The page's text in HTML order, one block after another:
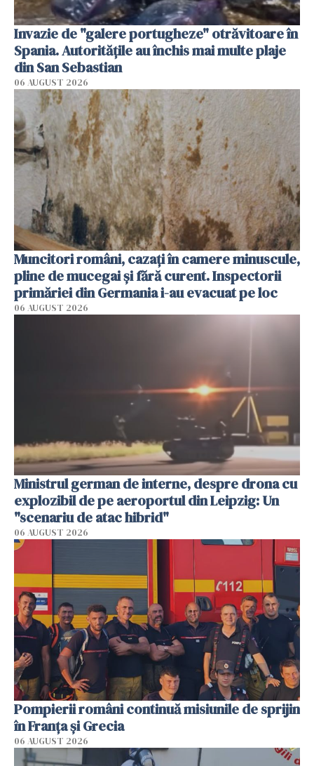
Invazie de "galere portugheze" otrăvitoare în
Spania. Autoritățile au închis mai multe plaje
din San Sebastian
06 AUGUST 2026
Muncitori români, cazați în camere minuscule,
pline de mucegai și fără curent. Inspectorii
primăriei din Germania i-au evacuat pe loc
06 AUGUST 2026
Ministrul german de interne, despre drona cu
explozibil de pe aeroportul din Leipzig: Un
"scenariu de atac hibrid"
06 AUGUST 2026
Pompierii români continuă misiunile de sprijin
în Franţa şi Grecia
06 AUGUST 2026